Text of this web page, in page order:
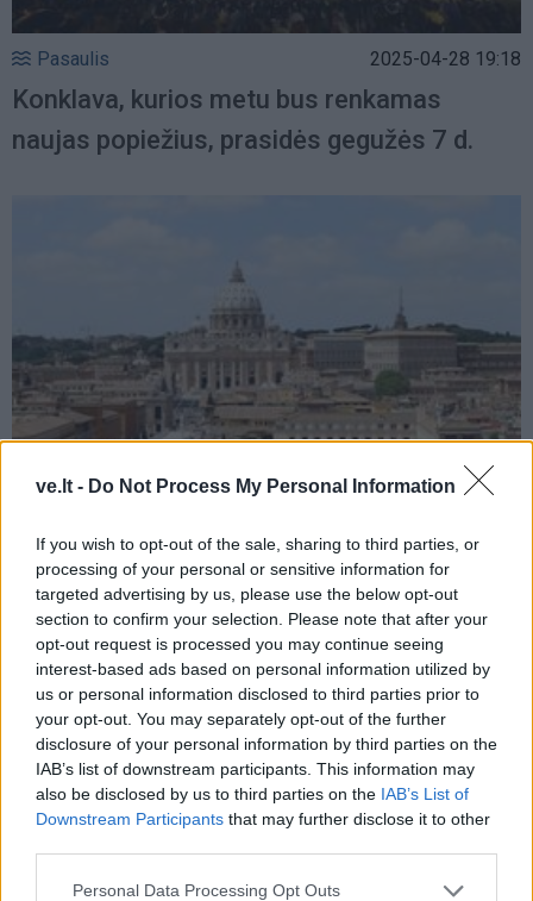
ve.lt - Do Not Process My Personal Information
If you wish to opt-out of the sale, sharing to third parties, or
processing of your personal or sensitive information for
targeted advertising by us, please use the below opt-out
section to confirm your selection. Please note that after your
opt-out request is processed you may continue seeing
interest-based ads based on personal information utilized by
us or personal information disclosed to third parties prior to
your opt-out. You may separately opt-out of the further
disclosure of your personal information by third parties on the
IAB’s list of downstream participants. This information may
also be disclosed by us to third parties on the IAB’s List of
Downstream Participants that may further disclose it to other
Personal Data Processing Opt Outs
Pasaulis 2025-04-28 19:18
Konklava, kurios metu bus renkamas
naujas popiežius, prasidės gegužės 7 d.
Šaltinis Vatikane: konklava, kurios metu bus
renkamas naujas popiežius, prasidės
gegužės 7 d.